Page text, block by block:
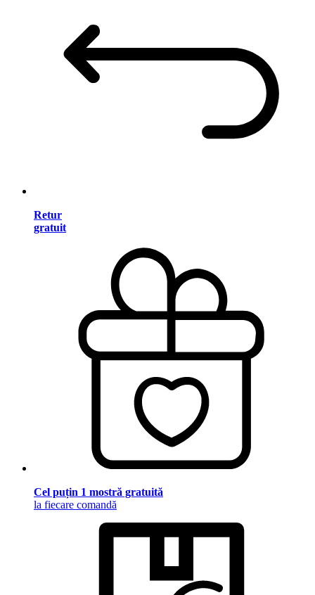
Retur
gratuit
Cel puțin 1 mostră gratuită
la fiecare comandă